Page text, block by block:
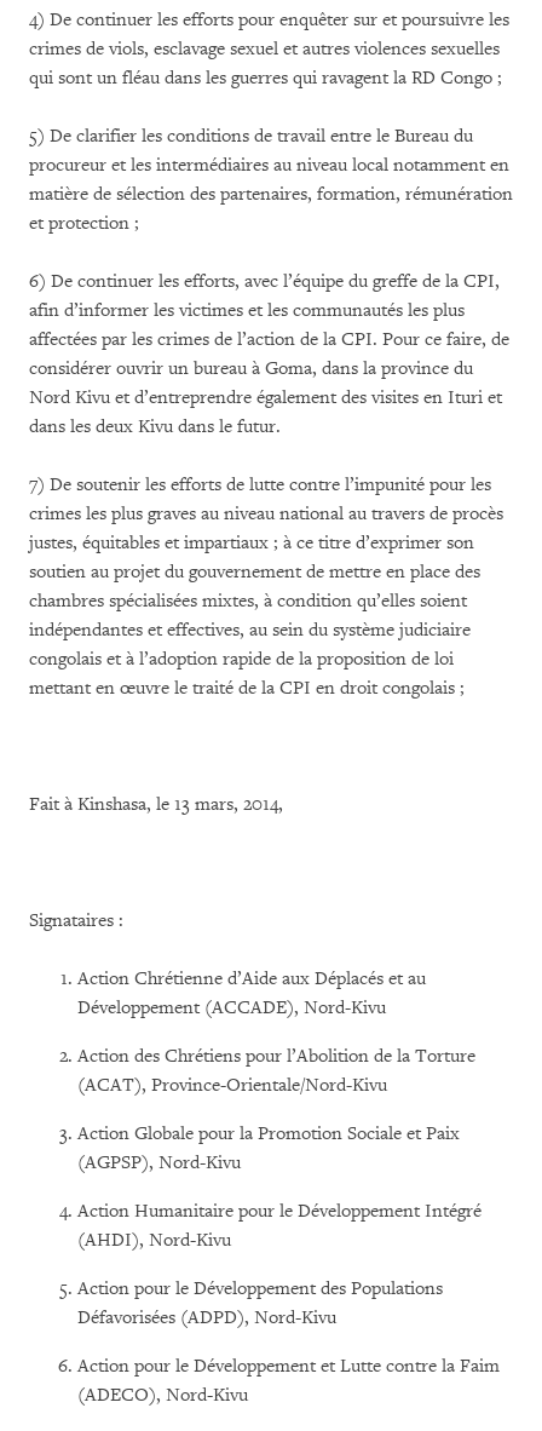
4) De continuer les efforts pour enquêter sur et poursuivre les
crimes de viols, esclavage sexuel et autres violences sexuelles
qui sont un fléau dans les guerres qui ravagent la RD Congo ;
5) De clarifier les conditions de travail entre le Bureau du
procureur et les intermédiaires au niveau local notamment en
matière de sélection des partenaires, formation, rémunération
et protection ;
6) De continuer les efforts, avec l’équipe du greffe de la CPI,
afin d’informer les victimes et les communautés les plus
affectées par les crimes de l’action de la CPI. Pour ce faire, de
considérer ouvrir un bureau à Goma, dans la province du
Nord Kivu et d’entreprendre également des visites en Ituri et
dans les deux Kivu dans le futur.
7) De soutenir les efforts de lutte contre l’impunité pour les
crimes les plus graves au niveau national au travers de procès
justes, équitables et impartiaux ; à ce titre d’exprimer son
soutien au projet du gouvernement de mettre en place des
chambres spécialisées mixtes, à condition qu’elles soient
indépendantes et effectives, au sein du système judiciaire
congolais et à l’adoption rapide de la proposition de loi
mettant en œuvre le traité de la CPI en droit congolais ;
Fait à Kinshasa, le 13 mars, 2014,
Signataires :
Action Chrétienne d’Aide aux Déplacés et au
Développement (ACCADE), Nord-Kivu
Action des Chrétiens pour l’Abolition de la Torture
(ACAT), Province-Orientale/Nord-Kivu
Action Globale pour la Promotion Sociale et Paix
(AGPSP), Nord-Kivu
Action Humanitaire pour le Développement Intégré
(AHDI), Nord-Kivu
Action pour le Développement des Populations
Défavorisées (ADPD), Nord-Kivu
Action pour le Développement et Lutte contre la Faim
(ADECO), Nord-Kivu